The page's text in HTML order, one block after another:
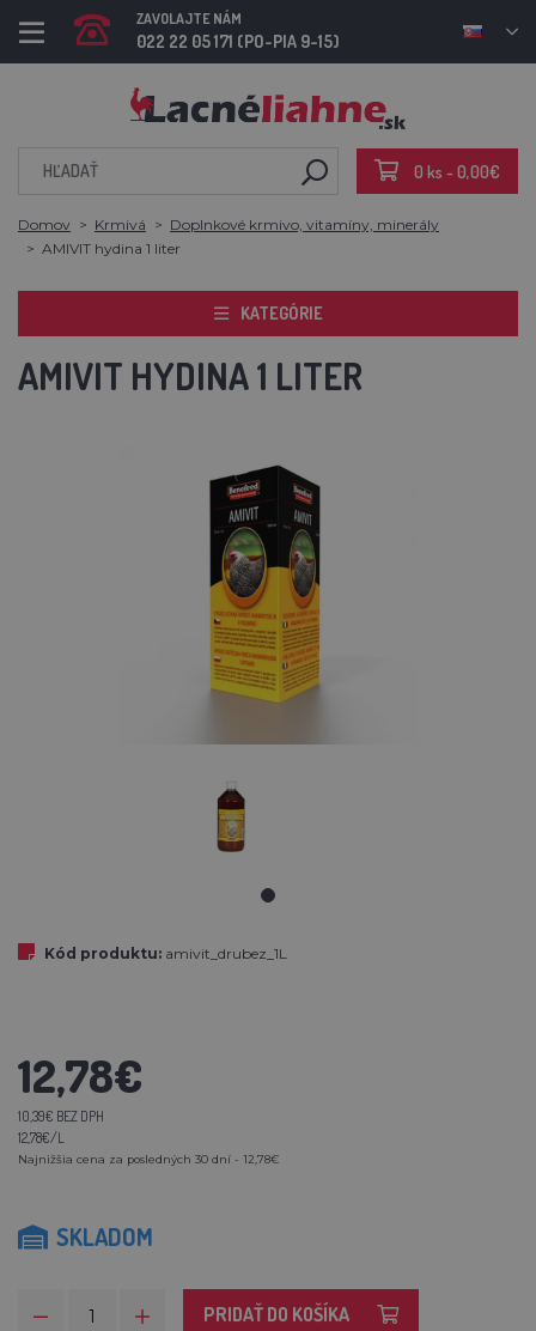
ZAVOLAJTE NÁM
022 22 05 171 (PO-PIA 9-15)
0 ks - 0,00€
Domov Krmivá
Doplnkové krmivo, vitamíny, minerály
AMIVIT hydina 1 liter
KATEGÓRIE
AMIVIT HYDINA 1 LITER
Kód produktu: amivit_drubez_1L
12,78€
10,39€ BEZ DPH
12,78€/L
Najnižšia cena za posledných 30 dní - 12,78€
SKLADOM
PRIDAŤ DO KOŠÍKA